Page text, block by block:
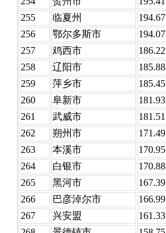
255
临夏州 194.67
256
鄂尔多斯市 194.07
257
鸡西市 186.22
258
辽阳市 185.88
259
萍乡市 185.45
260
阜新市 181.93
261
武威市 181.51
262
朔州市 171.49
263
本溪市 170.95
264
白银市 170.88
265
黑河市 167.39
266
巴彦淖尔市 166.99
267
兴安盟 161.33